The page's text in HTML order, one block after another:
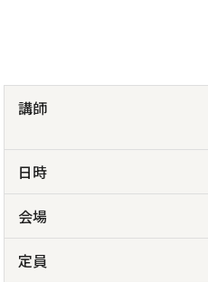
講師
日時
会場
定員